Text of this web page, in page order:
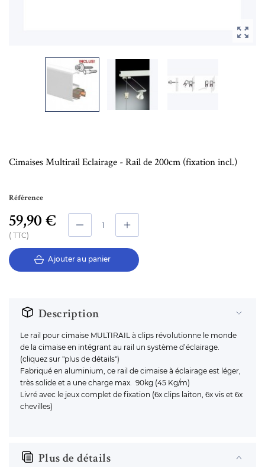

Cimaises Multirail Eclairage - Rail de 200cm (fixation incl.)
Référence
59,90 €
TTC
Ajouter au panier
Description
Le rail pour cimaise MULTIRAIL à clips révolutionne le monde
de la cimaise en intégrant au rail un système d’éclairage.
(cliquez sur "plus de détails")
Fabriqué en aluminium, ce rail de cimaise à éclairage est léger,
très solide et a une charge max. 90kg (45 Kg/m)
Livré avec le jeux complet de fixation (6x clips laiton, 6x vis et 6x
chevilles)
Plus de détails